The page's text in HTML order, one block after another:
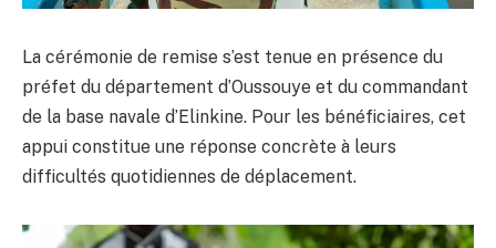
La cérémonie de remise s’est tenue en présence du
préfet du département d’Oussouye et du commandant
de la base navale d’Elinkine. Pour les bénéficiaires, cet
appui constitue une réponse concrète à leurs
difficultés quotidiennes de déplacement.